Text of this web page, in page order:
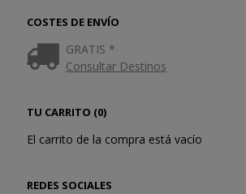
COSTES DE ENVÍO
GRATIS *
Consultar Destinos
TU CARRITO (0)
El carrito de la compra está vacío
REDES SOCIALES